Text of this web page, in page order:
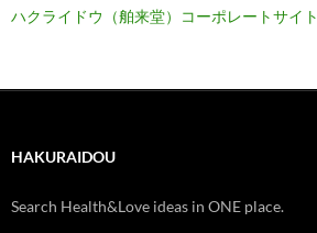
ハクライドウ（舶来堂）コーポレートサイト
HAKURAIDOU
Search Health&Love ideas in ONE place.